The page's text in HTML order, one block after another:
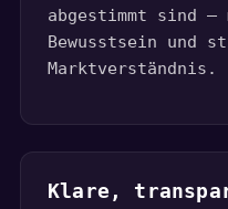
abgestimmt sind –
Bewusstsein und
Marktverständnis.
Klare,